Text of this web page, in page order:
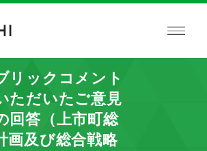
リックコメント
ただいたご意見
回答（上市町総
画及び総合戦略